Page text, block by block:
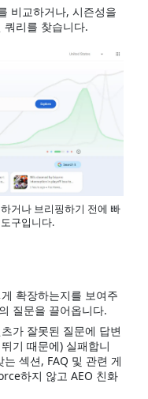
비교하거나, 시즌성을
쿼리를 찾습니다.
거나 브리핑하기 전에 빠
구입니다.
확장하는지를 보여주
질문을 끌어옵니다.
가 잘못된 질문에 답변
기 때문에) 실패합니
섹션, FAQ 및 관련 게
하지 않고 AEO 친화